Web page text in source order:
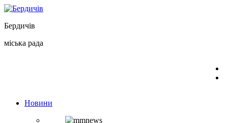
Перейти
вмісту
Бердичів
міська рада
Новини